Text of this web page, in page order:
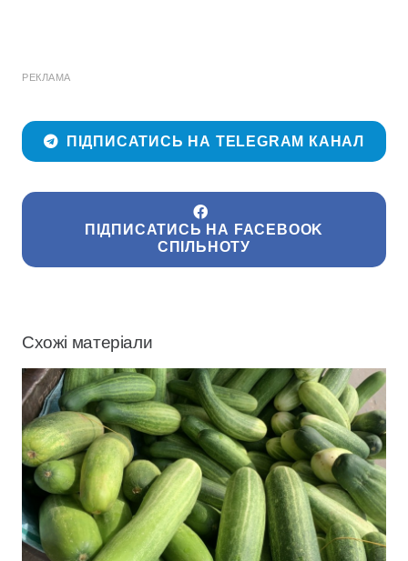
РЕКЛАМА
ПІДПИСАТИСЬ НА TELEGRAM КАНАЛ
ПІДПИСАТИСЬ НА FACEBOOK
СПІЛЬНОТУ
Схожі матеріали